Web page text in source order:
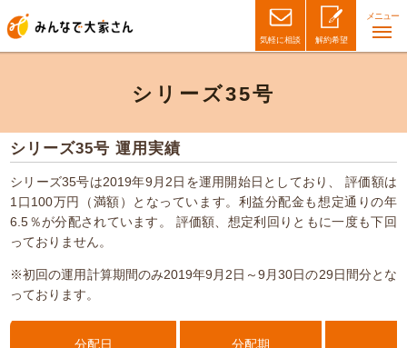
気軽に相談 解約希望
メニュー
シリーズ35号
シリーズ35号 運用実績
シリーズ35号は2019年9月2日を運用開始日としており、
評価額は
1口100万円（満額）となっています。利益分配金も想定通りの年
6.5％が分配されています。
評価額、想定利回りともに一度も下回
っておりません。
※初回の運用計算期間のみ2019年9月2日～9月30日の29日間分とな
っております。
分配日 分配期